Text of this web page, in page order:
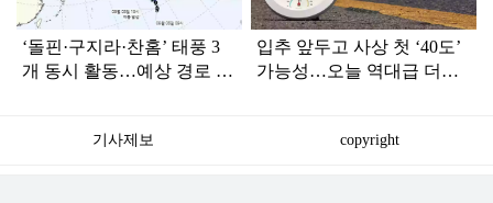
‘돌핀·구지라·찬홈’ 태풍 3
개 동시 활동…예상 경로 보
입추 앞두고 사상 첫 ‘40도’
가능성…오늘 역대급 더위
기사제보 copyright